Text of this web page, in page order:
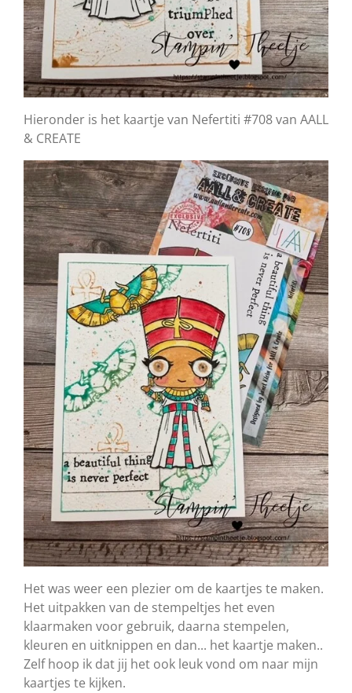
Hieronder is het kaartje van Nefertiti #708 van AALL
& CREATE
Het was weer een plezier om de kaartjes te maken.
Het uitpakken van de stempeltjes het even
klaarmaken voor gebruik, daarna stempelen,
kleuren en uitknippen en dan... het kaartje maken..
Zelf hoop ik dat jij het ook leuk vond om naar mijn
kaartjes te kijken.